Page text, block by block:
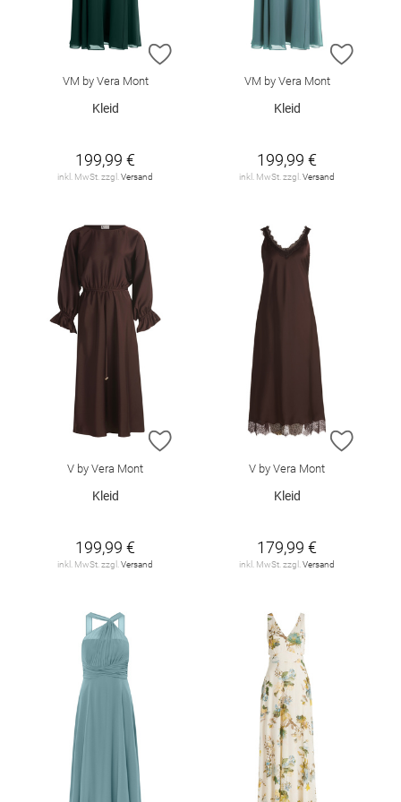
ZUR WUNSCHLISTE HINZUFÜGEN
VM by Vera Mont
Kleid
199,99 €
inkl. MwSt. zzgl. Versand
ZUR
VM by Vera Mont
Kleid
199,99 €
inkl. MwSt. zzgl. Versand
ZUR WUNSCHLISTE HINZUFÜGEN
V by Vera Mont
Kleid
199,99 €
inkl. MwSt. zzgl. Versand
ZUR
V by Vera Mont
Kleid
179,99 €
inkl. MwSt. zzgl. Versand